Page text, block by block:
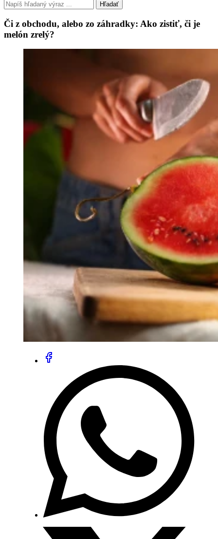
Hľadať
Či z obchodu, alebo zo záhradky: Ako zistiť, či je
melón zrelý?